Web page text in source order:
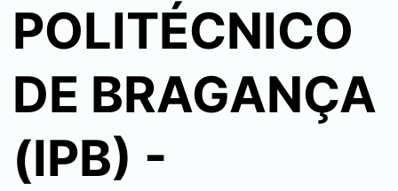
POLITÉCNICO
DE BRAGANÇA
(IPB) -